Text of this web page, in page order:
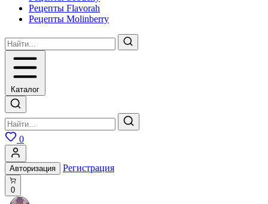
Рецепты Flavorah
Рецепты Molinberry
Каталог
0
Авторизация Регистрация
0